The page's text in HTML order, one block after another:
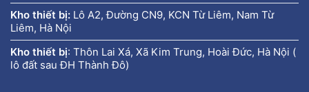
Kho thiết bị: Lô A2, Đường CN9, KCN Từ Liêm, Nam Từ
Liêm, Hà Nội
Kho thiết bị: Thôn Lai Xá, Xã Kim Trung, Hoài Đức, Hà Nội (
lô đất sau ĐH Thành Đô)